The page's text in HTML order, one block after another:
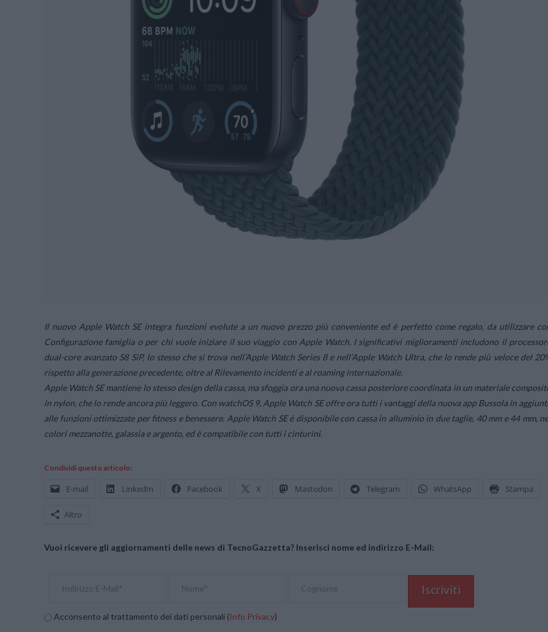
Il nuovo Apple Watch SE integra funzioni evolute a un nuovo prezzo più conveniente ed è perfetto come regalo, da utilizzare
Configurazione famiglia o per chi vuole iniziare il suo viaggio con Apple Watch. I significativi miglioramenti includono il
dual-core avanzato S8 SiP, lo stesso che si trova nell’Apple Watch Series 8 e nell’Apple Watch Ultra, che lo rende più veloce del
rispetto alla generazione precedente, oltre al Rilevamento incidenti e al roaming internazionale.
Apple Watch SE mantiene lo stesso design della cassa, ma sfoggia ora una nuova cassa posteriore coordinata in un materiale
in nylon, che lo rende ancora più leggero. Con watchOS 9, Apple Watch SE offre ora tutti i vantaggi della nuova app Bussola in
alle funzioni ottimizzate per fitness e benessere. Apple Watch SE è disponibile con cassa in alluminio in due taglie, 40 mm e 44 mm,
colori mezzanotte, galassia e argento, ed è compatibile con tutti i cinturini.
Condividi questo articolo:
E-mail LinkedIn Facebook X Mastodon Telegram WhatsApp Stampa
Altro
Vuoi ricevere gli aggiornamenti delle news di TecnoGazzetta? Inserisci nome ed indirizzo E-Mail:
Acconsento al trattamento dei dati personali (Info Privacy)